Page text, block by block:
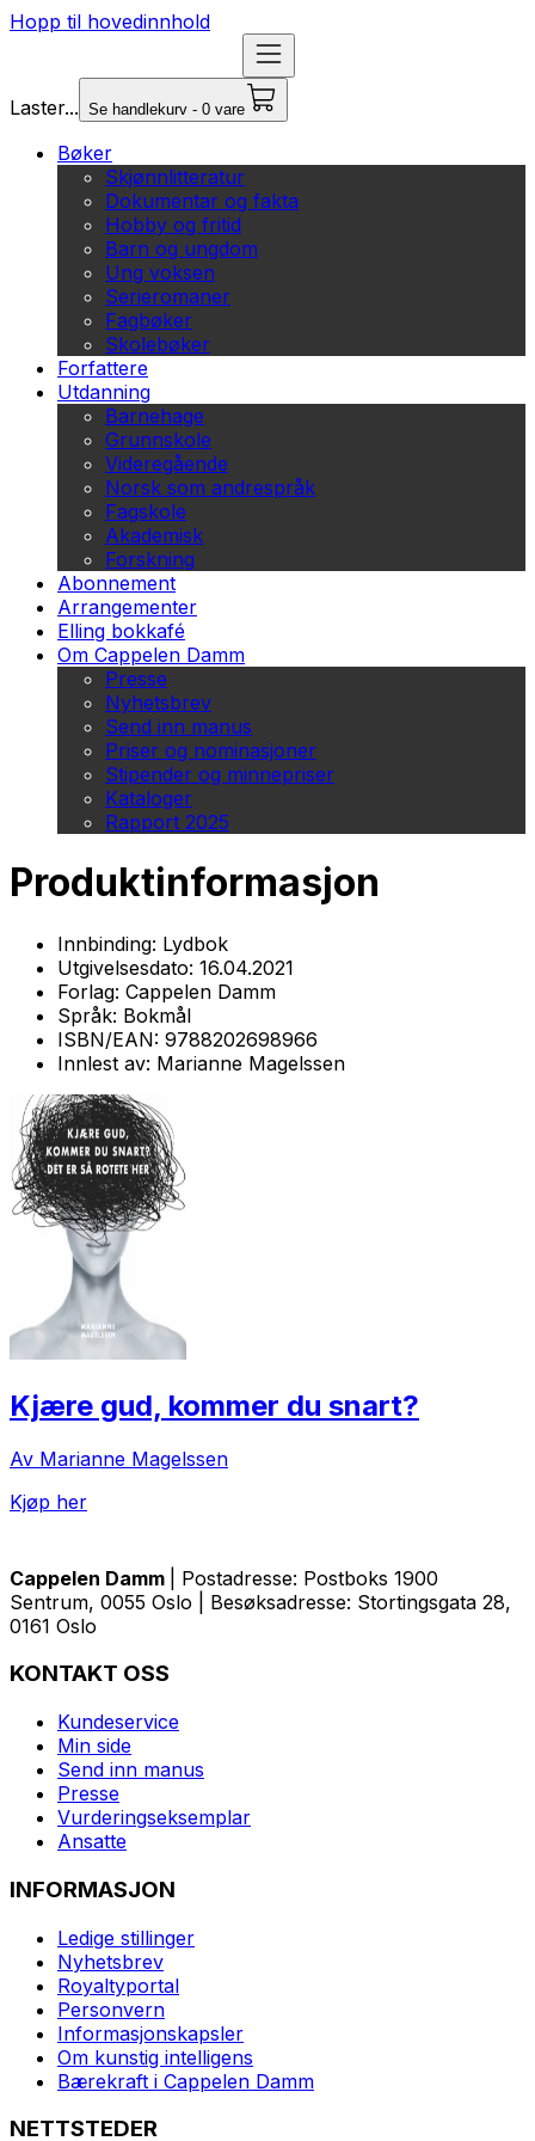
Hopp til hovedinnhold
Laster... Se handlekurv - 0 vare
Bøker
Skjønnlitteratur
Dokumentar og fakta
Hobby og fritid
Barn og ungdom
Ung voksen
Serieromaner
Fagbøker
Skolebøker
Forfattere
Utdanning
Barnehage
Grunnskole
Videregående
Norsk som andrespråk
Fagskole
Akademisk
Forskning
Abonnement
Arrangementer
Elling bokkafé
Om Cappelen Damm
Presse
Nyhetsbrev
Send inn manus
Priser og nominasjoner
Stipender og minnepriser
Kataloger
Rapport 2025
Produktinformasjon
Innbinding: Lydbok
Utgivelsesdato: 16.04.2021
Forlag: Cappelen Damm
Språk: Bokmål
ISBN/EAN: 9788202698966
Innlest av: Marianne Magelssen
Kjære gud, kommer du snart?
Av Marianne Magelssen
Kjøp her
Cappelen Damm
| Postadresse: Postboks 1900
Sentrum, 0055 Oslo | Besøksadresse: Stortingsgata 28,
0161 Oslo
KONTAKT OSS
Kundeservice
Min side
Send inn manus
Presse
Vurderingseksemplar
Ansatte
INFORMASJON
Ledige stillinger
Nyhetsbrev
Royaltyportal
Personvern
Informasjonskapsler
Om kunstig intelligens
Bærekraft i Cappelen Damm
NETTSTEDER